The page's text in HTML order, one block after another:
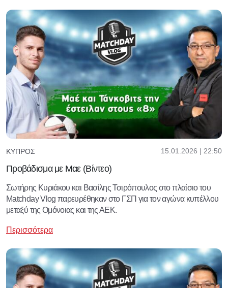
ΚΎΠΡΟΣ 15.01.2026 | 22:50
Προβάδισμα με Μαε (Βίντεο)
Σωτήρης Κυριάκου και Βασίλης Τσιρόπουλος στο πλαίσιο του
Matchday Vlog παρευρέθηκαν στο ΓΣΠ για τον αγώνα κυπέλλου
μεταξύ της Ομόνοιας και της ΑΕΚ.
Περισσότερα